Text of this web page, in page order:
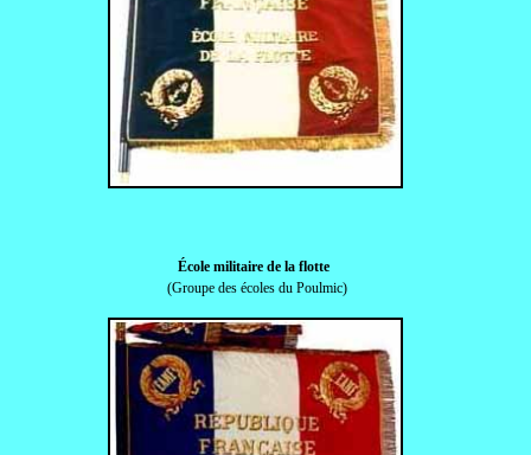
École militaire de la flotte
(Groupe des écoles du Poulmic)